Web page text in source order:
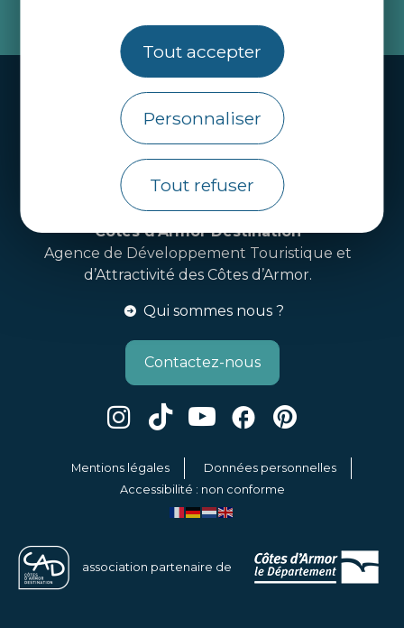
Tout accepter
Personnaliser
Tout refuser
Handi-tourisme
Webcams
Brochures
Infos pratiques
Côtes d’Armor Destination
Agence de Développement Touristique et
d’Attractivité des Côtes d’Armor.
Qui sommes nous ?
Contactez-nous
Mentions légales
Données personnelles
Accessibilité : non conforme
association partenaire de